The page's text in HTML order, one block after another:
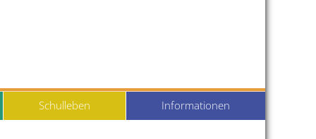
Schulleben Informationen